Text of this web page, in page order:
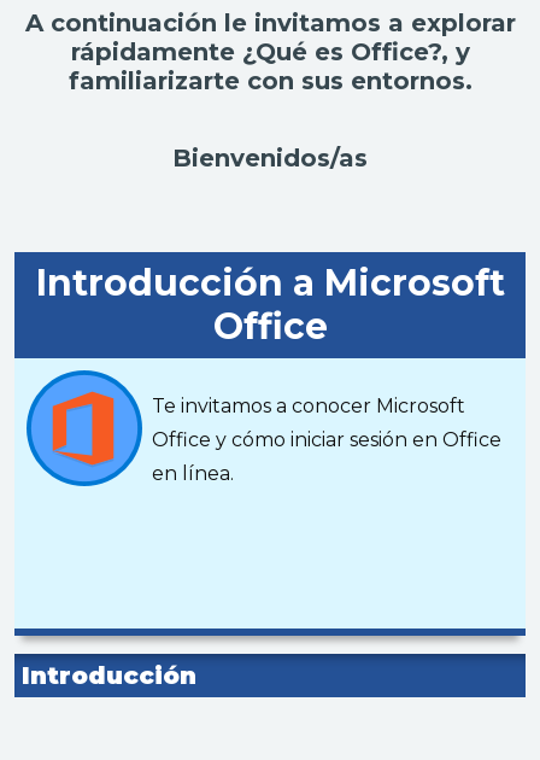
A continuación le invitamos a explorar
rápidamente ¿Qué es Office?, y
familiarizarte con sus entornos.
Bienvenidos/as
Introducción a Microsoft
Office
Te invitamos a conocer Microsoft
Office y cómo iniciar sesión en Office
en línea.
Introducción